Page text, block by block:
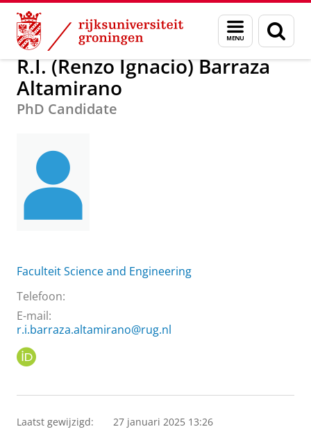
Skip
Content
Skip
Navigation
Menu
en
zoeken
R.I. (Renzo Ignacio) Barraza Altamirano
R.I. (Renzo Ignacio) Barraza
Altamirano
PhD Candidate
Faculteit Science and Engineering
Telefoon:
E-mail:
r.i.barraza.altamirano@rug.nl
I
Laatst gewijzigd: 27 januari 2025 13:26